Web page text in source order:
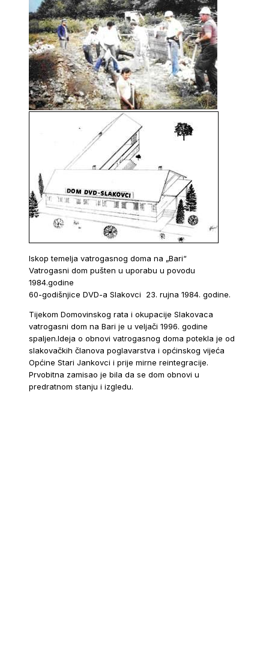
Iskop temelja vatrogasnog doma na „Bari“
Vatrogasni dom pušten u uporabu u povodu
1984.godine
60-godišnjice DVD-a Slakovci 23. rujna 1984. godine.
Tijekom Domovinskog rata i okupacije Slakovaca
vatrogasni dom na Bari je u veljači 1996. godine
spaljen.Ideja o obnovi vatrogasnog doma potekla je od
slakovačkih članova poglavarstva i općinskog vijeća
Općine Stari Jankovci i prije mirne reintegracije.
Prvobitna zamisao je bila da se dom obnovi u
predratnom stanju i izgledu.